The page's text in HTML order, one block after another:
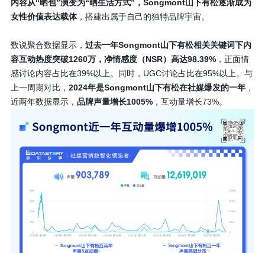
内容从“晒包”演变为“晒生活方式” ，Songmont山下有松逐渐成为
女性价值表达载体，搭建出属于自己的独特品牌宇宙。
数说聚合数据显示， 过去一年Songmont山下有松相关关键词下内
容互动热度突破1260万，净情感度（NSR）高达98.39%，正面情
感讨论内容占比在39%以上。同时，UGC讨论占比在95%以上。与
上一周期对比， 2024年是Songmont山下有松在社媒爆发的一年，
近两年数据显示， 品牌声量增长1005%，互动量增长73%。